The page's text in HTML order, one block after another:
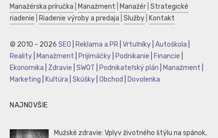
Manažérska príručka Manažment Manažér Strategické
riadenie
Riadenie výroby a predaja Služby Kontakt
© 2010 - 2026 SEO Reklama a PR Vrtuľníky Autoškola
Reality
Manažment Prijímáčky Podnikanie Financie
Ekonomika
Zdravie SWOT Podnikateľský plán Manažment
Marketing
Kultúra Skúšky Obchod Dovolenka
NAJNOVŠIE
Mužské zdravie: Vplyv životného štýlu na spánok,